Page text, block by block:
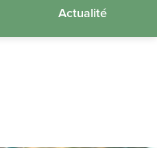
Actualité